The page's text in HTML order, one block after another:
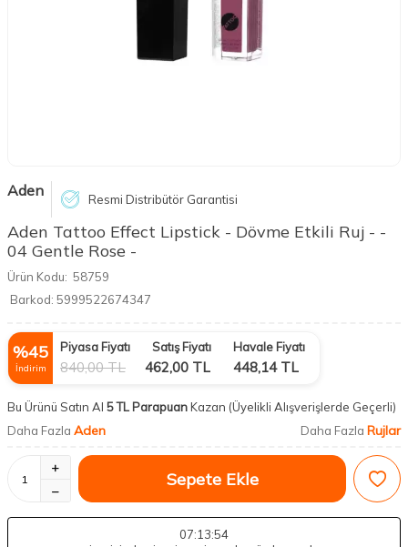
Aden Resmi Distribütör Garantisi
Aden Tattoo Effect Lipstick - Dövme Etkili Ruj - -
04 Gentle Rose -
Ürün Kodu: 58759
Barkod: 5999522674347
%45
İndirim
Piyasa Fiyatı
840,00TL
Satış Fiyatı
462,00 TL
Havale Fiyatı
448,14TL
Bu Ürünü Satın Al 5 TL ParapuanKazan (Üyelikli Alışverişlerde Geçerli)
Daha Fazla Aden Daha Fazla Rujlar
Sepete Ekle
07:13:53